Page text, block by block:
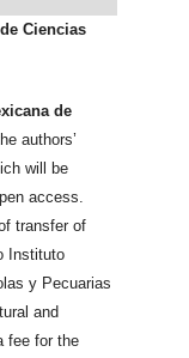
Ciencias
de
authors’
will be
access.
transfer of
Instituto
y Pecuarias
and
fee for the